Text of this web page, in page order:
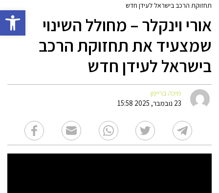
פתח
תחזוקת הרכב בישראל לעידן חדש
אורי וינקלר – מחולל השינוי
שמצעיד את תחזוקת הרכב
בישראל לעידן חדש
מיכה בריימן
23 נובמבר, 2025 15:58